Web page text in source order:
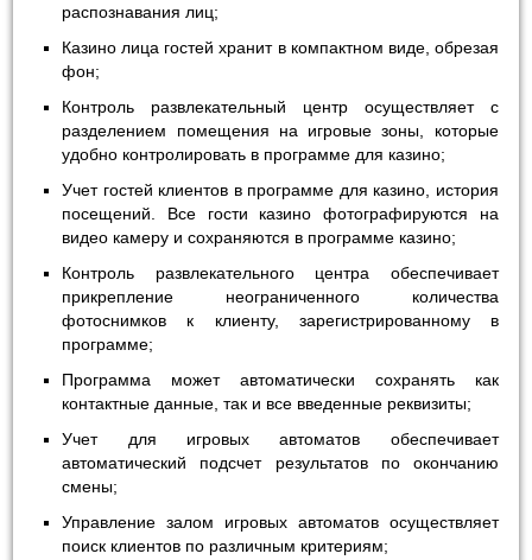
распознавания лиц;
Казино лица гостей хранит в компактном виде, обрезая
фон;
Контроль развлекательный центр осуществляет с
разделением помещения на игровые зоны, которые
удобно контролировать в программе для казино;
Учет гостей клиентов в программе для казино, история
посещений. Все гости казино фотографируются на
видео камеру и сохраняются в программе казино;
Контроль развлекательного центра обеспечивает
прикрепление неограниченного количества
фотоснимков к клиенту, зарегистрированному в
программе;
Программа может автоматически сохранять как
контактные данные, так и все введенные реквизиты;
Учет для игровых автоматов обеспечивает
автоматический подсчет результатов по окончанию
смены;
Управление залом игровых автоматов осуществляет
поиск клиентов по различным критериям;